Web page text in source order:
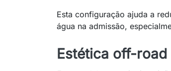
Esta configuração ajuda a
água na admissão,
Estética off-